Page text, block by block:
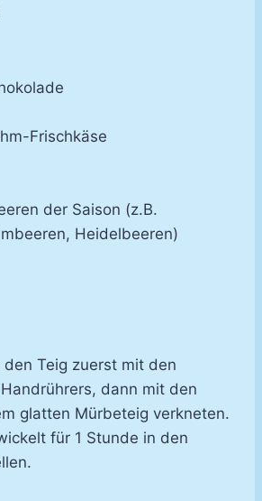
Frischkäse
der Saison (z.B.
Heidelbeeren)
Teig zuerst mit den
dann mit den
glatten Mürbeteig verkneten.
für 1 Stunde in den